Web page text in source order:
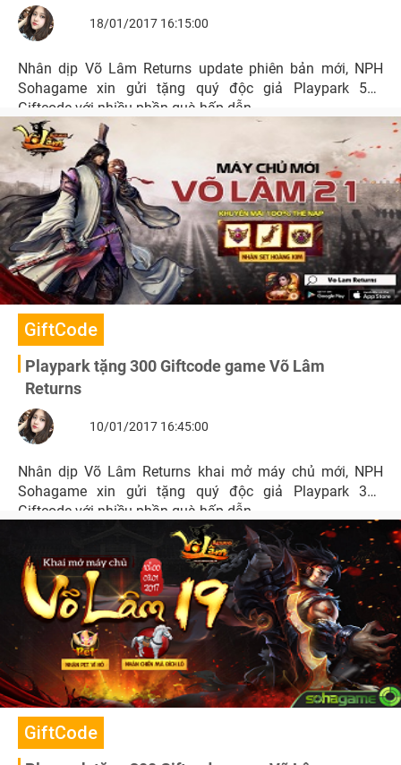
18/01/2017 16:15:00
Nhân dịp Võ Lâm Returns update phiên bản mới, NPH
Sohagame xin gửi tặng quý độc giả Playpark 500
Giftcode với nhiều phần quà hấp dẫn.
GiftCode
Playpark tặng 300 Giftcode game Võ Lâm
Returns
10/01/2017 16:45:00
Nhân dịp Võ Lâm Returns khai mở máy chủ mới, NPH
Sohagame xin gửi tặng quý độc giả Playpark 300
Giftcode với nhiều phần quà hấp dẫn.
GiftCode